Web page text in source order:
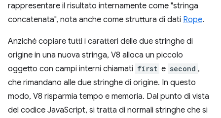
rappresentare il risultato internamente come "stringa
concatenata", nota anche come struttura di dati Rope.
Anziché copiare tutti i caratteri delle due stringhe di
origine in una nuova stringa, V8 alloca un piccolo
oggetto con campi interni chiamati first e second ,
che rimandano alle due stringhe di origine. In questo
modo, V8 risparmia tempo e memoria. Dal punto di vista
del codice JavaScript, si tratta di normali stringhe che si